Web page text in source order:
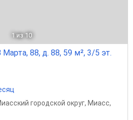
1 из 10
88, д. 88, 59 м², 3/5 эт.
городской округ, Миасс,